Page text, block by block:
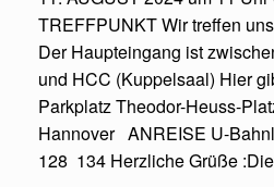
TREFFPUNKT Wir treffen
Der Haupteingang ist
und HCC (Kuppelsaal) Hier
Parkplatz Theodor-Heuss-
Hannover ANREISE U-
128 134 Herzliche Grüße